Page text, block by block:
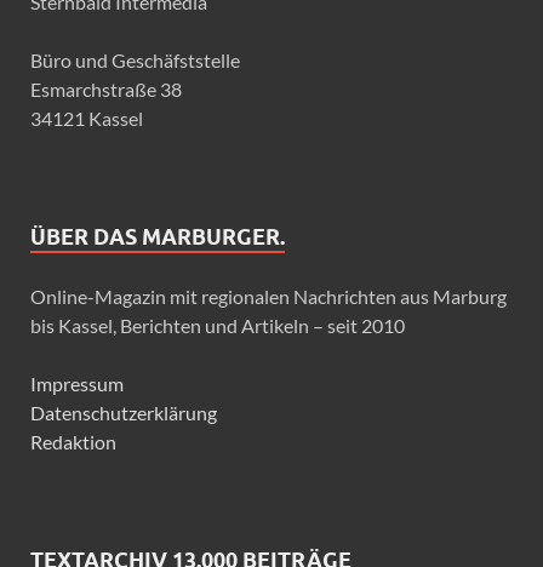
Büro und Geschäfststelle
Esmarchstraße 38
34121 Kassel
ÜBER DAS MARBURGER.
Online-Magazin mit regionalen Nachrichten aus Marburg
bis Kassel, Berichten und Artikeln – seit 2010
Impressum
Datenschutzerklärung
Redaktion
TEXTARCHIV 13.000 BEITRÄGE